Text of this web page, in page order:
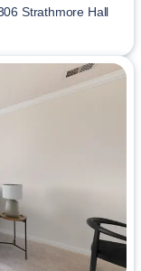
Strathmore Hall